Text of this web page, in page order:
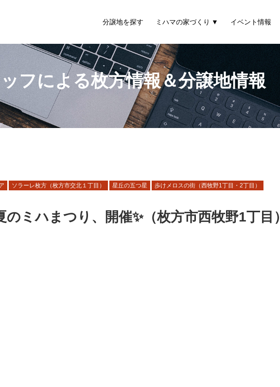
分譲地を探す ミハマの家づくり イベント情報
フによる枚方情報＆分譲地情報
ソラーレ枚方（枚方市交北１丁目） 星丘の五つ星 歩けメロスの街（西牧野1丁目・2丁目）
ミハまつり、開催✨（枚方市西牧野1丁目）